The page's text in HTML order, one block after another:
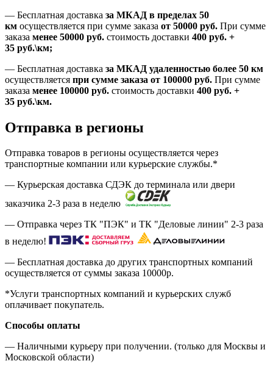
— Бесплатная доставка за МКАД в пределах 50
км осуществляется при сумме заказа от 50000 руб. При сумме
заказа менее 50000 руб. стоимость доставки 400 руб. +
35 руб.\км;
— Бесплатная доставка за МКАД удаленностью более 50 км
осуществляется при сумме заказа от 100000 руб. При сумме
заказа менее 100000 руб. стоимость доставки 400 руб. +
35 руб.\км.
Отправка в регионы
Отправка товаров в регионы осуществляется через
транспортные компании или курьерские службы.*
— Курьерская доставка СДЭК до терминала или двери
заказчика 2-3 раза в неделю
— Отправка через ТК "ПЭК" и ТК "Деловые линии" 2-3 раза
в неделю!
— Бесплатная доставка до других транспортных компаний
осуществляется от суммы заказа 10000р.
*Услуги транспортных компаний и курьерских служб
оплачивает покупатель.
Способы оплаты
— Наличными курьеру при получении. (только для Москвы и
Московской области)